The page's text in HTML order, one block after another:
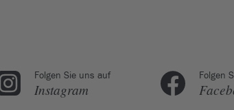
Folgen Sie uns auf
Instagram
Folgen